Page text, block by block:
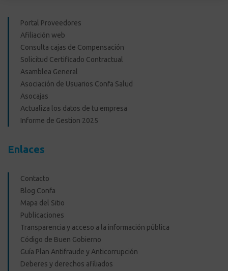
Portal Proveedores
Afiliación web
Consulta cajas de Compensación
Solicitud Certificado Contractual
Asamblea General
Asociación de Usuarios Confa Salud
Asocajas
Actualiza los datos de tu empresa
Informe de Gestion 2025
Enlaces
Contacto
Blog Confa
Mapa del Sitio
Publicaciones
Transparencia y acceso a la información pública
Código de Buen Gobierno
Guía Plan Antifraude y Anticorrupción
Deberes y derechos afiliados